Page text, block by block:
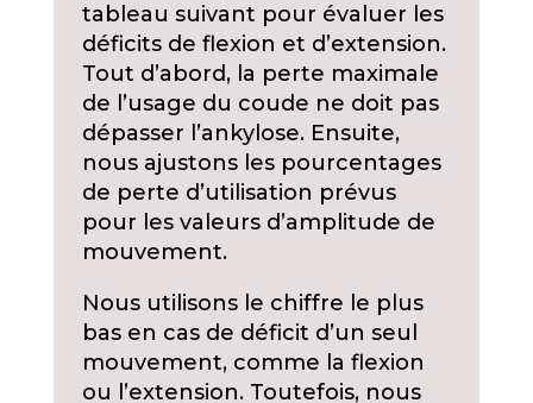
tableau suivant pour évaluer les
déficits de flexion et d’extension.
Tout d’abord, la perte maximale
de l’usage du coude ne doit pas
dépasser l’ankylose. Ensuite,
nous ajustons les pourcentages
de perte d’utilisation prévus
pour les valeurs d’amplitude de
mouvement.
Nous utilisons le chiffre le plus
bas en cas de déficit d’un seul
mouvement, comme la flexion
ou l’extension. Toutefois, nous